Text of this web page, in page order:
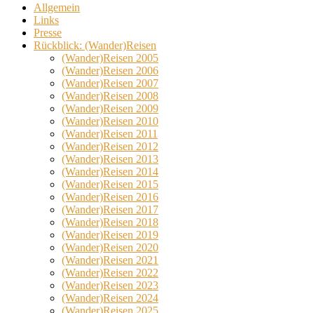
Allgemein
Links
Presse
Rückblick: (Wander)Reisen
(Wander)Reisen 2005
(Wander)Reisen 2006
(Wander)Reisen 2007
(Wander)Reisen 2008
(Wander)Reisen 2009
(Wander)Reisen 2010
(Wander)Reisen 2011
(Wander)Reisen 2012
(Wander)Reisen 2013
(Wander)Reisen 2014
(Wander)Reisen 2015
(Wander)Reisen 2016
(Wander)Reisen 2017
(Wander)Reisen 2018
(Wander)Reisen 2019
(Wander)Reisen 2020
(Wander)Reisen 2021
(Wander)Reisen 2022
(Wander)Reisen 2023
(Wander)Reisen 2024
(Wander)Reisen 2025